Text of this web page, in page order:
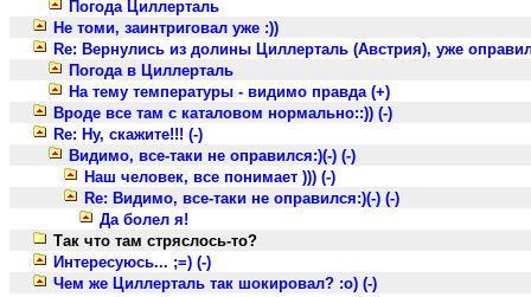
Погода Циллерталь
Не томи, заинтриговал уже :))
Re: Вернулись из долины Циллерталь (Австрия), уже
Погода в Циллерталь
На тему температуры - видимо правда (+)
Вроде все там с каталовом нормально::)) (-)
Re: Ну, скажите!!! (-)
Видимо, все-таки не оправился:)(-) (-)
Наш человек, все понимает ))) (-)
Re: Видимо, все-таки не оправился:)(-) (-)
Да болел я!
Так что там стряслось-то?
Интересуюсь... ;=) (-)
Чем же Циллерталь так шокировал? :о) (-)